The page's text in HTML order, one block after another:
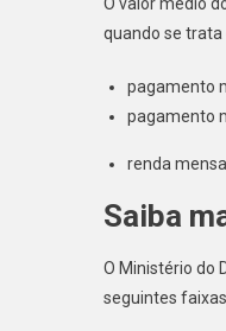
quando se trata
pagamento
pagamento
renda
Saiba
O Ministério do
seguintes